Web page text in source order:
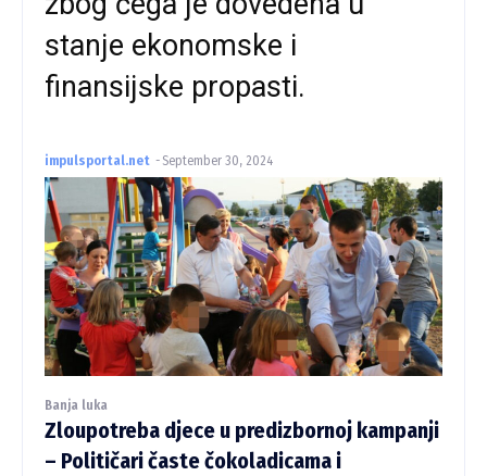
stanje ekonomske i
finansijske propasti.
impulsportal.net - September 30, 2024
Banja luka
Zloupotreba djece u predizbornoj kampanji
– Političari časte čokoladicama i